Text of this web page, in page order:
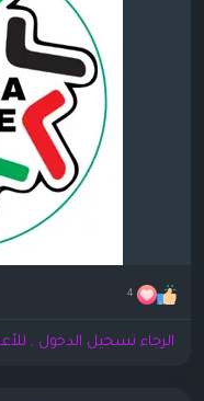
4
الرجاء تسجيل الدخول ,